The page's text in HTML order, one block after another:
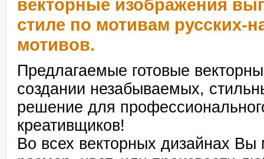
векторные изображения
стиле по мотивам русских-
мотивов.
Предлагаемые готовые
создании незабываемых,
решение для
креативщиков!
Во всех векторных дизайнах Вы